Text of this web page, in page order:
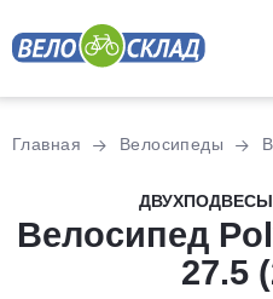
Главная Велосипеды
Велосипед
27.5
Разбейте
оплатуна
без переплат